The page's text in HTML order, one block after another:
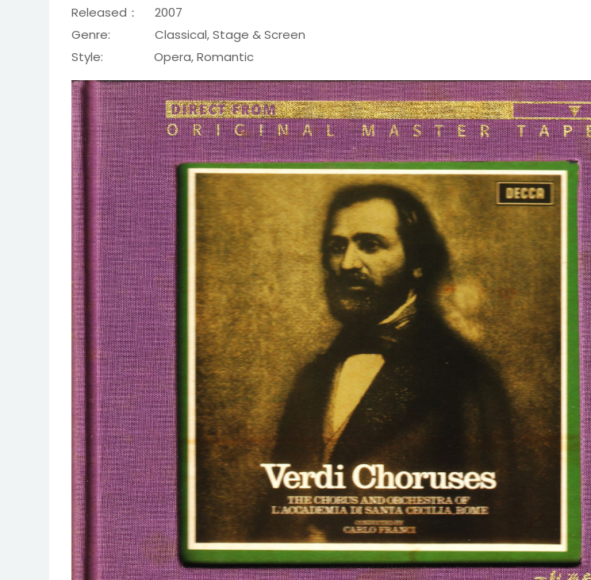
Released： 2007
Genre: Classical, Stage & Screen
Style: Opera, Romantic